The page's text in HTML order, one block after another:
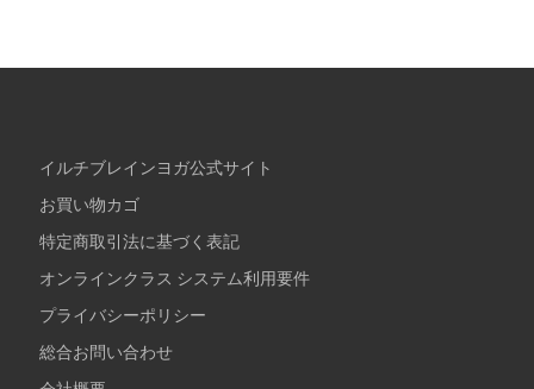
イルチブレインヨガ公式サイト
お買い物カゴ
特定商取引法に基づく表記
オンラインクラス システム利用要件
プライバシーポリシー
総合お問い合わせ